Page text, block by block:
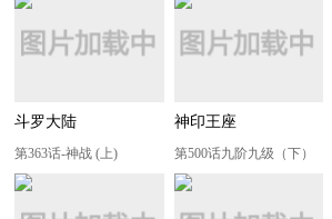
斗罗大陆
第363话-神战 (上)
神印王座
第500话九阶九级（下）